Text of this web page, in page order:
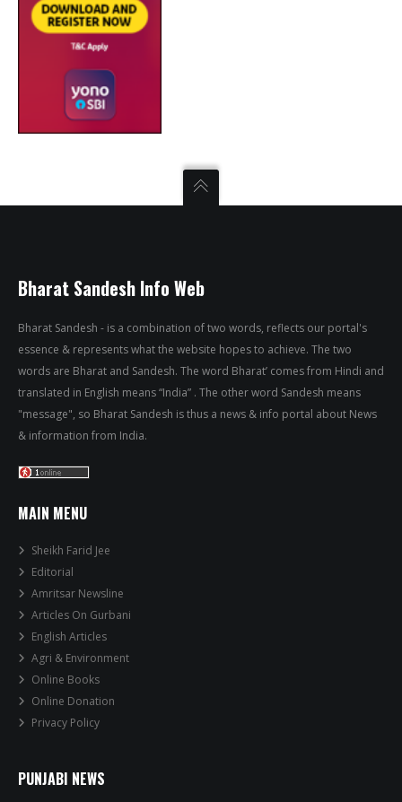
Bharat Sandesh Info Web
Bharat Sandesh - is a combination of two words, reflects our portal's
essence & represents what the website hopes to achieve. The two
words are Bharat and Sandesh. The word Bharat’ comes from Hindi and
translated in English means “India” . The other word Sandesh means
"message", so Bharat Sandesh is thus a news & info portal about News
& information from India.
MAIN MENU
Sheikh Farid Jee
Editorial
Amritsar Newsline
Articles On Gurbani
English Articles
Agri & Environment
Online Books
Online Donation
Privacy Policy
PUNJABI NEWS